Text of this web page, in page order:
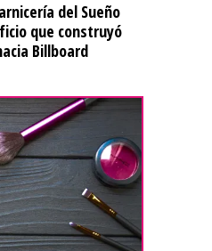
del Sueño
que construyó
Billboard